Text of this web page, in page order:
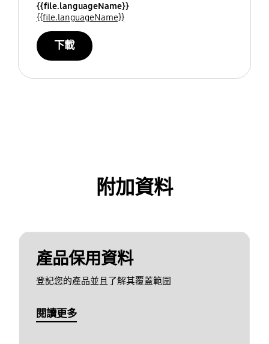
{{file.languageName}}
{{file.languageName}}
下載
附加資料
產品保用資料
登記您的產品並且了解其覆蓋範圍
閱讀更多